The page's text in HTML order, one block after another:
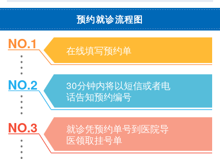
预约就诊流程图
NO.1 在线填写预约单
NO.2
30分钟内将以短信或者电
话告知预约编号
NO.3
就诊凭预约单号到医院导
医领取挂号单